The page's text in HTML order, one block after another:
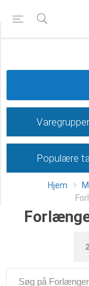
Hjem
Tolerance
Længde
Category
Varegrupper
Populære